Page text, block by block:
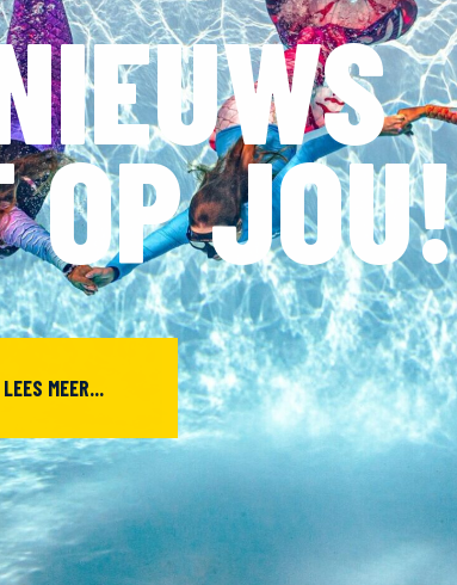
OP JOU!
LEES MEER...